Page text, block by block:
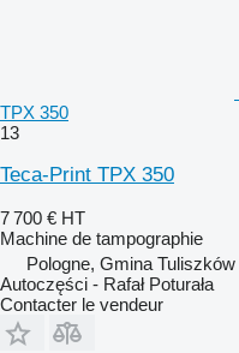
TPX 350
13
Teca-Print TPX 350
7 700 € HT
Machine de tampographie
Pologne, Gmina Tuliszków
Autoczęści - Rafał Poturała
Contacter le vendeur